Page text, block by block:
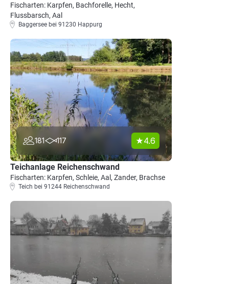
Fischarten: Karpfen, Bachforelle, Hecht,
Flussbarsch, Aal
Baggersee bei 91230 Happurg
181 117 4.6
Teichanlage Reichenschwand
Fischarten: Karpfen, Schleie, Aal, Zander, Brachse
Teich bei 91244 Reichenschwand